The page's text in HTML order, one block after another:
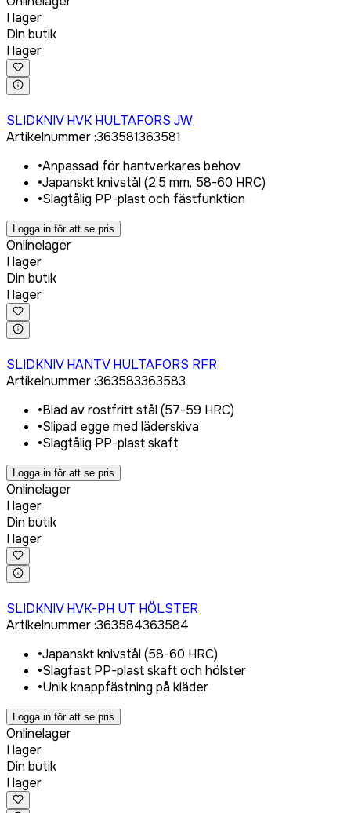
I lager
Din butik
I lager
SLIDKNIV HVK HULTAFORS JW
Artikelnummer:363581363581
•Anpassad för hantverkares behov
•Japanskt knivstål (2,5 mm, 58-60 HRC)
•Slagtålig PP-plast och fästfunktion
Logga in för att se pris
Onlinelager
I lager
Din butik
I lager
SLIDKNIV HANTV HULTAFORS RFR
Artikelnummer:363583363583
•Blad av rostfritt stål (57-59 HRC)
•Slipad egge med läderskiva
•Slagtålig PP-plast skaft
Logga in för att se pris
Onlinelager
I lager
Din butik
I lager
SLIDKNIV HVK-PH UT HÖLSTER
Artikelnummer:363584363584
•Japanskt knivstål (58-60 HRC)
•Slagfast PP-plast skaft och hölster
•Unik knappfästning på kläder
Logga in för att se pris
Onlinelager
I lager
Din butik
I lager